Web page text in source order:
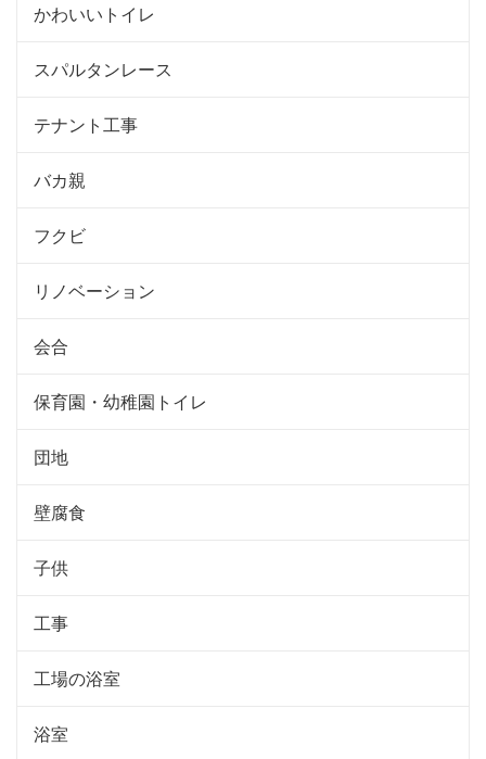
かわいいトイレ
スパルタンレース
テナント工事
バカ親
フクビ
リノベーション
会合
保育園・幼稚園トイレ
団地
壁腐食
子供
工事
工場の浴室
浴室